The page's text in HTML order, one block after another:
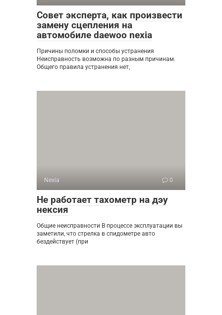
Совет эксперта, как произвести
замену сцепления на
автомобиле daewoo nexia
Причины поломки и способы устранения
Неисправность возможна по разным причинам.
Общего правила устранения нет,
Nexia 0
Не работает тахометр на дэу
нексия
Общие неисправности В процессе эксплуатации вы
заметили, что стрелка в спидометре авто
бездействует (при